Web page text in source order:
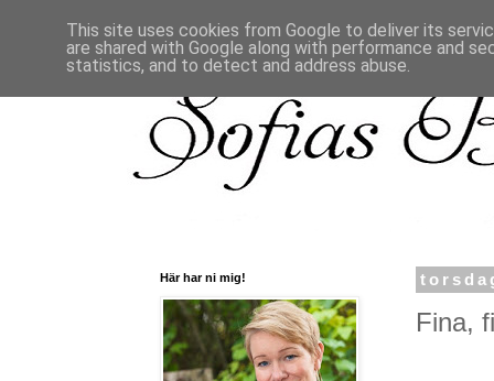
Fina,
Här har ni mig!
This site uses cookies from Google to deliver its
are shared with Google along with performance and
statistics, and to detect and address abuse.